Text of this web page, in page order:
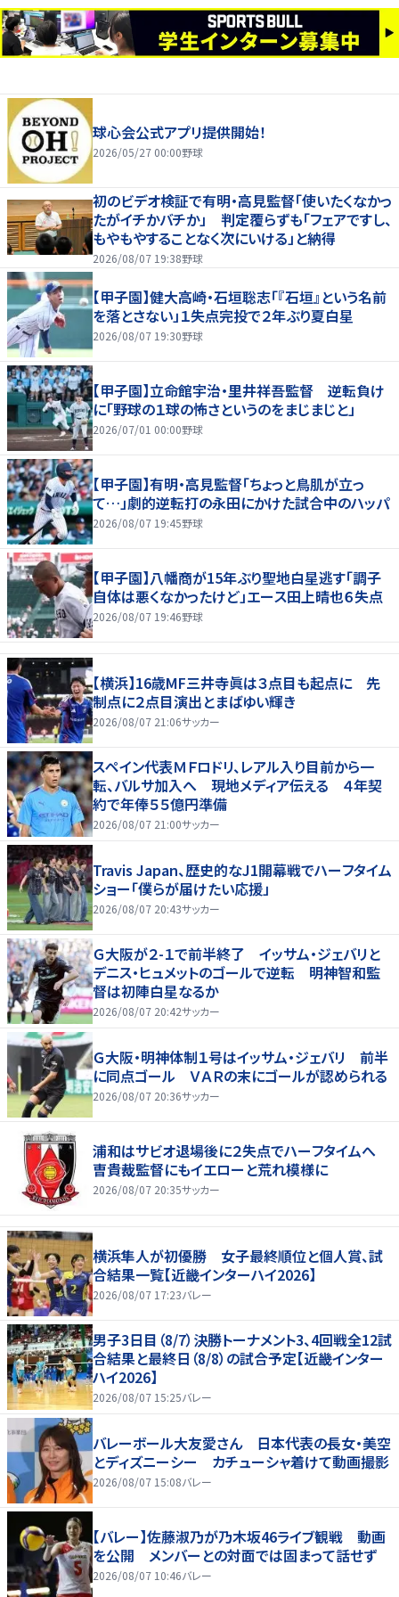
球心会公式アプリ提供開始！
2026/05/27 00:00野球
初のビデオ検証で有明・高見監督「使いたくなかっ
たがイチかバチか」 判定覆らずも「フェアですし、
もやもやすることなく次にいける」と納得
2026/08/07 19:38野球
【甲子園】健大高崎・石垣聡志「『石垣』という名前
を落とさない」１失点完投で２年ぶり夏白星
2026/08/07 19:30野球
【甲子園】立命館宇治・里井祥吾監督 逆転負け
に「野球の１球の怖さというのをまじまじと」
2026/07/01 00:00野球
【甲子園】有明・高見監督「ちょっと鳥肌が立っ
て…」劇的逆転打の永田にかけた試合中のハッパ
2026/08/07 19:45野球
【甲子園】八幡商が15年ぶり聖地白星逃す「調子
自体は悪くなかったけど」エース田上晴也６失点
2026/08/07 19:46野球
【横浜】16歳MF三井寺眞は３点目も起点に 先
制点に２点目演出とまばゆい輝き
2026/08/07 21:06サッカー
スペイン代表ＭＦロドリ、レアル入り目前から一
転、バルサ加入へ 現地メディア伝える ４年契
約で年俸５５億円準備
2026/08/07 21:00サッカー
Travis Japan、歴史的なJ1開幕戦でハーフタイム
ショー「僕らが届けたい応援」
2026/08/07 20:43サッカー
Ｇ大阪が２-１で前半終了 イッサム・ジェバリと
デニス・ヒュメットのゴールで逆転 明神智和監
督は初陣白星なるか
2026/08/07 20:42サッカー
Ｇ大阪・明神体制１号はイッサム・ジェバリ 前半
に同点ゴール ＶＡＲの末にゴールが認められる
2026/08/07 20:36サッカー
浦和はサビオ退場後に２失点でハーフタイムへ
曺貴裁監督にもイエローと荒れ模様に
2026/08/07 20:35サッカー
横浜隼人が初優勝 女子最終順位と個人賞、試
合結果一覧【近畿インターハイ2026】
2026/08/07 17:23バレー
男子3日目（8/7）決勝トーナメント3、4回戦全12試
合結果と最終日（8/8）の試合予定【近畿インター
ハイ2026】
2026/08/07 15:25バレー
バレーボール大友愛さん 日本代表の長女・美空
とディズニーシー カチューシャ着けて動画撮影
2026/08/07 15:08バレー
【バレー】佐藤淑乃が乃木坂46ライブ観戦 動画
を公開 メンバーとの対面では固まって話せず
2026/08/07 10:46バレー